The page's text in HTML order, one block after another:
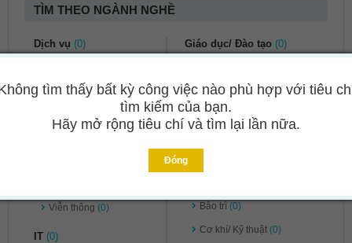
TÌM THEO NGÀNH NGHỀ
Dịch vụ (0)
Du lịch(0)
Nhà hàng khách sạn (0)
Viễn thông (0)
IT (0)
Giáo dục/ Đào tạo (0)
Bảo hiểm (0)
Kế toán/ Kiểm toán(0)
Bảo trì (0)
Cơ khí/ Kỹ thuật (0)
tìm thấy bất kỳ công việc nào phù hợp với tiêu
tìm kiếm của bạn.
Hãy mở rộng tiêu chí và tìm lại lần nữa.
Đóng